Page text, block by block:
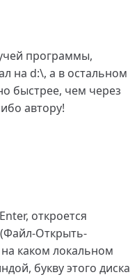
программы,
на d:\, а в остальном
быстрее, чем через
автору!
откроется
Открыть-
каком локальном
букву этого диска